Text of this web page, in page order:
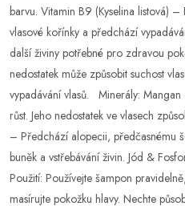
barvu. Vitamin B9 (Kyselina listová)
vlasové kořínky a předchází
další živiny potřebné pro zdravou
nedostatek může způsobit suchost
vypadávání vlasů. Minerály:
růst. Jeho nedostatek ve vlasech
– Předchází alopecii, předčasnému
buněk a vstřebávání živin. Jód &
Použití: Používejte šampon
masírujte pokožku hlavy. Nechte